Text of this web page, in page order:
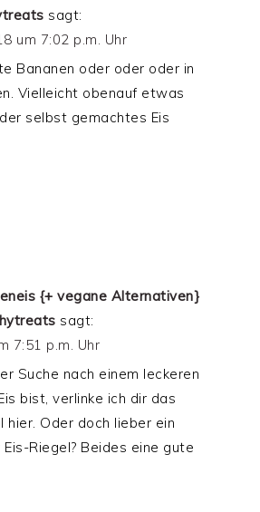
sagt:
um 7:02 p.m. Uhr
Bananen oder oder oder in
Vielleicht obenauf etwas
selbst gemachtes Eis
{+ vegane Alternativen}
sagt:
7:51 p.m. Uhr
Suche nach einem leckeren
bist, verlinke ich dir das
hier. Oder doch lieber ein
Riegel? Beides eine gute